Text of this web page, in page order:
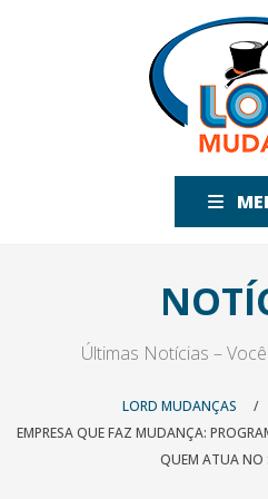
Últimas Notícias –
LORD MUDANÇAS /
EMPRESA QUE FAZ MUDANÇA:
QUEM ATUA NO